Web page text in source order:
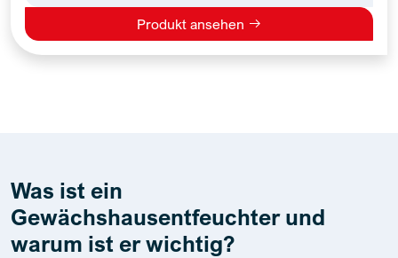
Produkt ansehen
Was ist ein
Gewächshausentfeuchter und
warum ist er wichtig?